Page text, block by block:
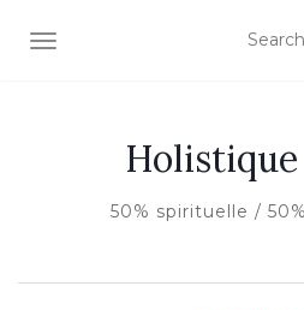
AFFICHER/MASQUER LA
50% spirituelle /